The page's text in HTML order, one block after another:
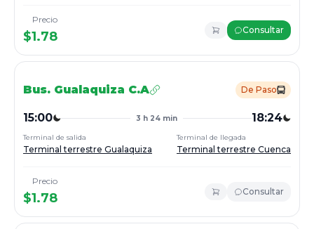
Precio
$1.78 Consultar
Bus. Gualaquiza C.A De Paso
15:00 3 h 24 min 18:24
Terminal de salida
Terminal terrestre Gualaquiza
Terminal de llegada
Terminal terrestre Cuenca
Precio
$1.78 Consultar